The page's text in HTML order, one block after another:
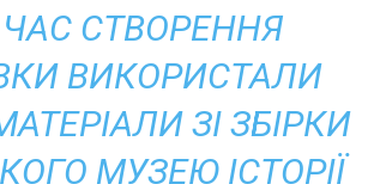
ЧАС СТВОРЕННЯ
ВИКОРИСТАЛИ
ЗІ ЗБІРКИ
МУЗЕЮ ІСТОРІЇ